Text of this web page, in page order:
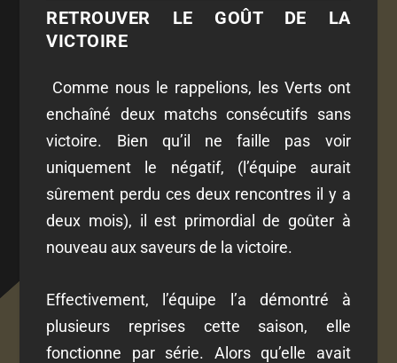
RETROUVER LE GOÛT DE LA
VICTOIRE
Comme nous le rappelions, les Verts ont
enchaîné deux matchs consécutifs sans
victoire. Bien qu’il ne faille pas voir
uniquement le négatif, (l’équipe aurait
sûrement perdu ces deux rencontres il y a
deux mois), il est primordial de goûter à
nouveau aux saveurs de la victoire.
Effectivement, l’équipe l’a démontré à
plusieurs reprises cette saison, elle
fonctionne par série. Alors qu’elle avait